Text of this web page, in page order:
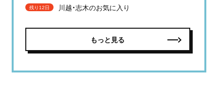
残り12日 川越・志木のお気に入り
もっと見る